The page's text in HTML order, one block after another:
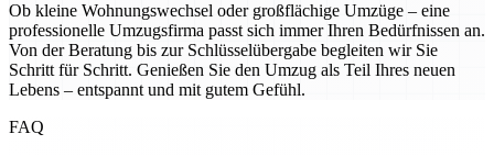
Ob kleine Wohnungswechsel oder großflächige Umzüge – eine
professionelle Umzugsfirma passt sich immer Ihren Bedürfnissen an.
Von der Beratung bis zur Schlüsselübergabe begleiten wir Sie
Schritt für Schritt. Genießen Sie den Umzug als Teil Ihres neuen
Lebens – entspannt und mit gutem Gefühl.
FAQ